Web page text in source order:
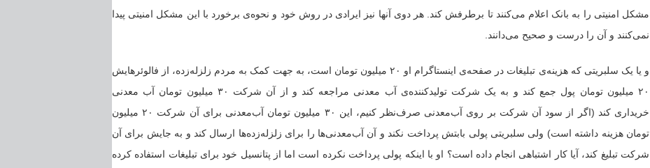
مشکل امنیتی را به بانک اعلام می‌کنند تا برطرفش کند. هر دوی آنها نیز ایرادی در روش خود و نحوه‌ی برخورد با این مشکل امنیتی پیدا
نمی‌کنند و آن را درست و صحیح می‌دانند.
و یا یک سلبریتی که هزینه‌ی تبلیغات در صفحه‌ی اینستاگرام او ۲۰ میلیون تومان است، به جهت کمک به مردم زلزله‌زده، از فالوئرهایش
۲۰ میلیون تومان پول جمع کند و به یک شرکت تولیدکننده‌ی آب معدنی مراجعه کند و از آن شرکت ۳۰ میلیون تومان آب معدنی
خریداری کند (اگر از سود آن شرکت بر روی آب‌معدنی صرف‌نظر کنیم، این ۳۰ میلیون تومان آب‌معدنی برای آن شرکت ۲۰ میلیون
تومان هزینه داشته است) ولی سلبریتی پولی بابتش پرداخت نکند و آن آب‌معدنی‌ها را برای زلزله‌زده‌ها ارسال کند و به جایش برای آن
شرکت تبلیغ کند، آیا کار اشتباهی انجام داده است؟ او با اینکه پولی پرداخت نکرده است اما از پتانسیل خود برای تبلیغات استفاده کرده